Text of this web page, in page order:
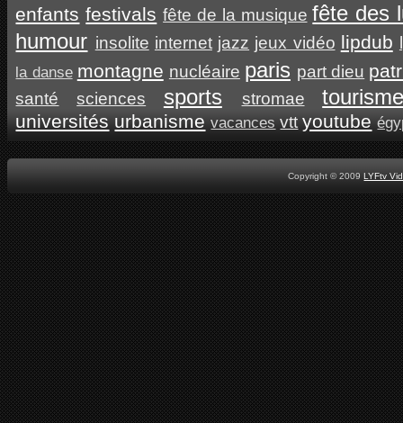
enfants festivals fête de la musique fête des
humour insolite internet jazz jeux vidéo lipdub
la danse montagne nucléaire paris part dieu
santé sciences sports stromae
universités urbanisme vacances vtt youtube
Copyright © 2009LYFtv